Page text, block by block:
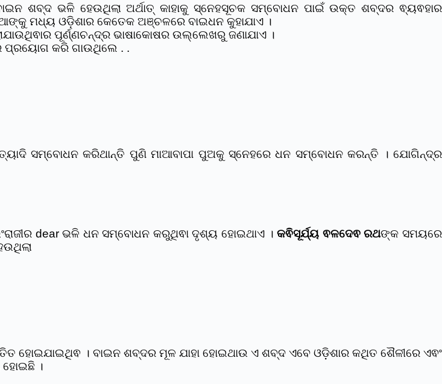
ଶବ୍ଦ ଭଳି ହେଉଥିଲା ଅର୍ଥାତ୍ କାହାକୁ ସ୍ନେହସୂଚକ ସମ୍ବୋଧନ ପାଇଁ ଉକ୍ତ ଶବ୍ଦର ଵ୍ୟଵହାର
ମଧ୍ୟ ଓଡ଼ିଶାର କେତେକ ଅଞ୍ଚଳରେ ବାଇଧନ କୁହାଯାଏ ।
ପୂର୍ଣ୍ଣଚନ୍ଦ୍ର ଭାଷାକୋଷର ଉଲ୍ଲେଖରୁ ଜଣାଯାଏ ।
ପ୍ରୟୋଗ କରି ଗାଉଥିଲେ . .
! ଇତ୍ୟାଦି ସମ୍ବୋଧନ କରିଥାନ୍ତି ପୁଣି ମାଆବାପା ପୁଅକୁ ସ୍ନେହରେ ଧନ ସମ୍ବୋଧନ କରନ୍ତି । ଯୋଗିନ୍ଦ୍ର
dear ଭଳି ଧନ ସମ୍ବୋଧନ କରୁଥିଵା ଦୃଶ୍ୟ ହୋଇଥାଏ ।କଵିସୂର୍ଯ୍ୟ ଵଳଦେଵ ରଥଙ୍କ ସମୟରେ
ହୋଇଯାଇଥିଵ । ବାଇନ ଶବ୍ଦର ମୂଳ ଯାହା ହୋଇଥାଉ ଏ ଶବ୍ଦ ଏବେ ଓଡ଼ିଶାର କଥିତ ଶୈଳୀରେ ଏଵଂ
।